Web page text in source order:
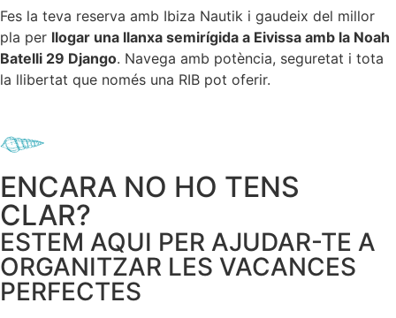
Fes la teva reserva amb Ibiza Nautik i gaudeix del millor
pla per llogar una llanxa semirígida a Eivissa amb la Noah
Batelli 29 Django. Navega amb potència, seguretat i tota
la llibertat que només una RIB pot oferir.
ENCARA NO HO TENS
CLAR?
ESTEM AQUI PER AJUDAR-TE A
ORGANITZAR LES VACANCES
PERFECTES